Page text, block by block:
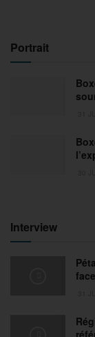
Portrait
Interview